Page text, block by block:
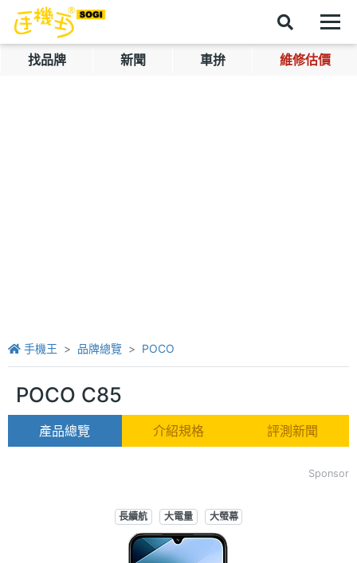
找品牌 新聞 車拚 維修估價
手機王 品牌總覽 POCO
POCO C85
產品總覽 介紹規格 評測新聞
Sponsor
長續航 大電量 大螢幕